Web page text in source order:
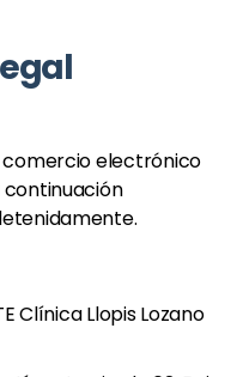
comercio electrónico
continuación
Clínica Llopis Lozano